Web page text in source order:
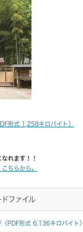
形式 1,258キロバイト）
れます！！
ちらから。
ファイル
PDF形式 6,136キロバイト）